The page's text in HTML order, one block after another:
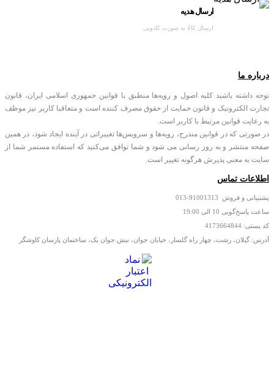
ارسال هدیه
ارسال کالا به صورت کادویی
درباره ما
توجه داشته باشید کلیه اصول و رویه‏‌ها منطبق با قوانین جمهوری اسلامی ایران، قانون
تجارت الکترونیک و قانون حمایت از حقوق مصرف کننده است و متعاقبا کاربر نیز موظف
به رعایت قوانین مرتبط با کاربر است.
در صورتی که در قوانین مندرج، رویه‏‌ها و سرویس‏‌ها تغییراتی در آینده ایجاد شود، در همین
صفحه منتشر و به روز رسانی می شود و شما توافق می‏‌کنید که استفاده مستمر شما از
سایت به معنی پذیرش هرگونه تغییر است.
اطلاعات تماس
پشتیبانی و فروش 91001313-013
ساعت پاسخ‌گویی 10 الی 19:00
کد پستی: 4173664844
آدرس: گیلان، رشت، چهار راه گلسار، خیابان جوان، نبش جوان یک، ساختمان پارسان کاوشگر